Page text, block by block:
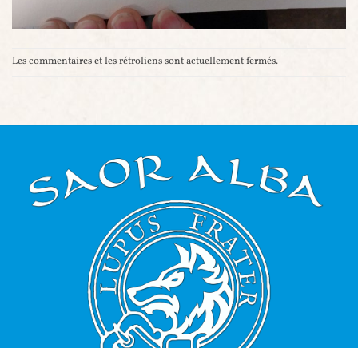
Les commentaires et les rétroliens sont actuellement fermés.